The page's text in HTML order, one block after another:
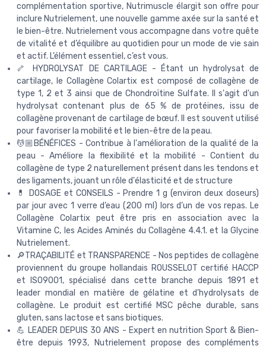
complémentation sportive, Nutrimuscle élargit son offre pour
inclure Nutrielement, une nouvelle gamme axée sur la santé et
le bien-être. Nutrielement vous accompagne dans votre quête
de vitalité et d’équilibre au quotidien pour un mode de vie sain
et actif. L’élément essentiel, c’est vous.
🦴 HYDROLYSAT DE CARTILAGE - Étant un hydrolysat de
cartilage, le Collagène Colartix est composé de collagène de
type 1, 2 et 3 ainsi que de Chondroïtine Sulfate. Il s'agit d'un
hydrolysat contenant plus de 65 % de protéines, issu de
collagène provenant de cartilage de bœuf. Il est souvent utilisé
pour favoriser la mobilité et le bien-être de la peau.
💆🏼BÉNÉFICES - Contribue à l'amélioration de la qualité de la
peau - Améliore la flexibilité et la mobilité - Contient du
collagène de type 2 naturellement présent dans les tendons et
des ligaments, jouant un rôle d'élasticité et de structure
💊 DOSAGE et CONSEILS - Prendre 1 g (environ deux doseurs)
par jour avec 1 verre d’eau (200 ml) lors d’un de vos repas. Le
Collagène Colartix peut être pris en association avec la
Vitamine C, les Acides Aminés du Collagène 4.4.1. et la Glycine
Nutrielement.
🔎TRAÇABILITÉ et TRANSPARENCE - Nos peptides de collagène
proviennent du groupe hollandais ROUSSELOT certifié HACCP
et ISO9001, spécialisé dans cette branche depuis 1891 et
leader mondial en matière de gélatine et d'hydrolysats de
collagène. Le produit est certifié MSC pêche durable, sans
gluten, sans lactose et sans biotiques.
💪 LEADER DEPUIS 30 ANS - Expert en nutrition Sport & Bien-
être depuis 1993, Nutrielement propose des compléments